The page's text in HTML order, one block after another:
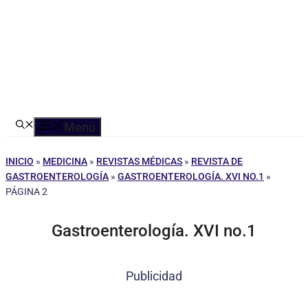
Menú
INICIO » MEDICINA » REVISTAS MÉDICAS » REVISTA DE
GASTROENTEROLOGÍA » GASTROENTEROLOGÍA. XVI NO.1 »
PÁGINA 2
Gastroenterología. XVI no.1
Publicidad